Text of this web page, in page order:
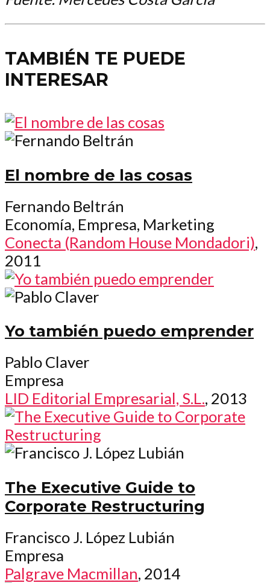
TAMBIÉN TE PUEDE
INTERESAR
El nombre de las cosas
Fernando Beltrán
Economía, Empresa, Marketing
Conecta (Random House Mondadori),
2011
Yo también puedo emprender
Pablo Claver
Empresa
LID Editorial Empresarial, S.L., 2013
The Executive Guide to
Corporate Restructuring
Francisco J. López Lubián
Empresa
Palgrave Macmillan, 2014